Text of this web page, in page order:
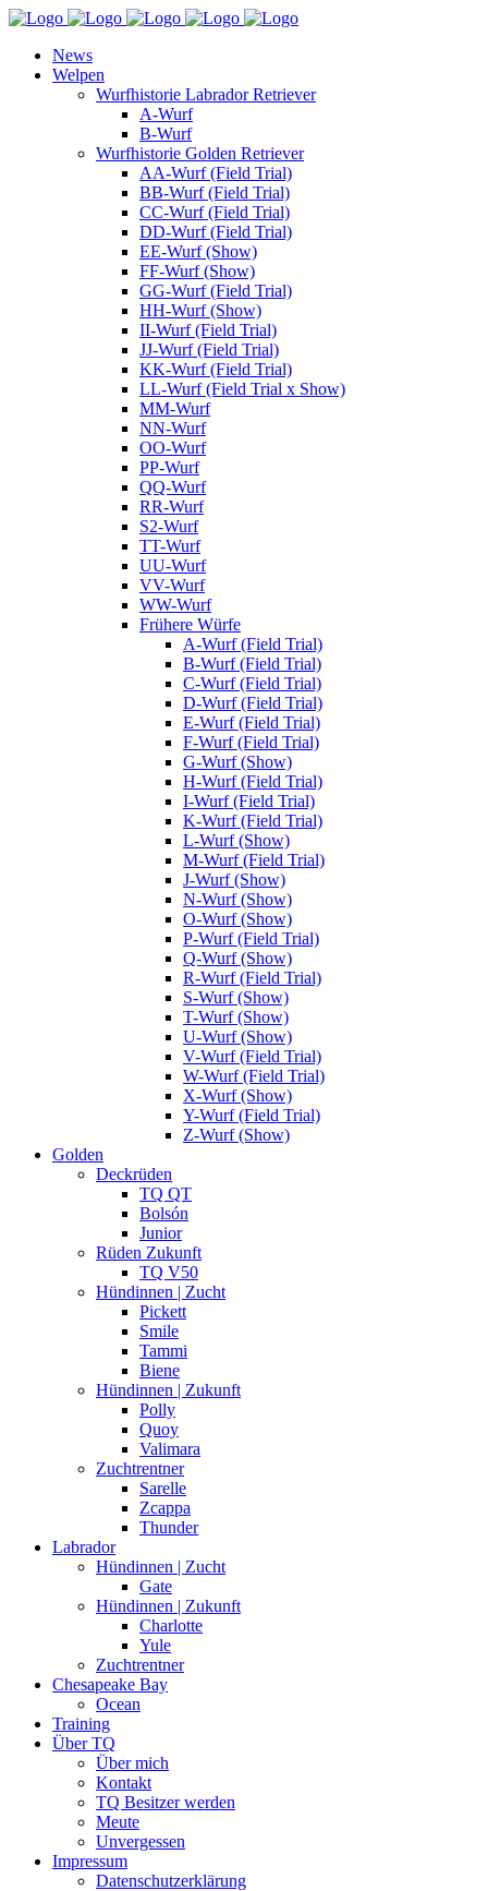
News
Welpen
Wurfhistorie Labrador Retriever
A-Wurf
B-Wurf
Wurfhistorie Golden Retriever
AA-Wurf (Field Trial)
BB-Wurf (Field Trial)
CC-Wurf (Field Trial)
DD-Wurf (Field Trial)
EE-Wurf (Show)
FF-Wurf (Show)
GG-Wurf (Field Trial)
HH-Wurf (Show)
II-Wurf (Field Trial)
JJ-Wurf (Field Trial)
KK-Wurf (Field Trial)
LL-Wurf (Field Trial x Show)
MM-Wurf
NN-Wurf
OO-Wurf
PP-Wurf
QQ-Wurf
RR-Wurf
S2-Wurf
TT-Wurf
UU-Wurf
VV-Wurf
WW-Wurf
Frühere Würfe
A-Wurf (Field Trial)
B-Wurf (Field Trial)
C-Wurf (Field Trial)
D-Wurf (Field Trial)
E-Wurf (Field Trial)
F-Wurf (Field Trial)
G-Wurf (Show)
H-Wurf (Field Trial)
I-Wurf (Field Trial)
K-Wurf (Field Trial)
L-Wurf (Show)
M-Wurf (Field Trial)
J-Wurf (Show)
N-Wurf (Show)
O-Wurf (Show)
P-Wurf (Field Trial)
Q-Wurf (Show)
R-Wurf (Field Trial)
S-Wurf (Show)
T-Wurf (Show)
U-Wurf (Show)
V-Wurf (Field Trial)
W-Wurf (Field Trial)
X-Wurf (Show)
Y-Wurf (Field Trial)
Z-Wurf (Show)
Golden
Deckrüden
TQ QT
Bolsón
Junior
Rüden Zukunft
TQ V50
Hündinnen | Zucht
Pickett
Smile
Tammi
Biene
Hündinnen | Zukunft
Polly
Quoy
Valimara
Zuchtrentner
Sarelle
Zcappa
Thunder
Labrador
Hündinnen | Zucht
Gate
Hündinnen | Zukunft
Charlotte
Yule
Zuchtrentner
Chesapeake Bay
Ocean
Training
Über TQ
Über mich
Kontakt
TQ Besitzer werden
Meute
Unvergessen
Impressum
Datenschutzerklärung